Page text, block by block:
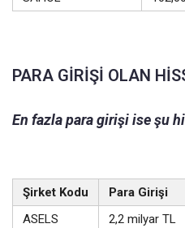
PARA GİRİŞİ OLAN
En fazla para girişi ise şu
Şirket Kodu
Para Girişi
ASELS
2,2 milyar TL